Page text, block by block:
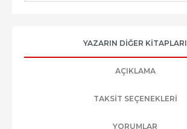
YAZARIN DIĞER KITAPLARI
AÇIKLAMA
TAKSIT SEÇENEKLERI
YORUMLAR